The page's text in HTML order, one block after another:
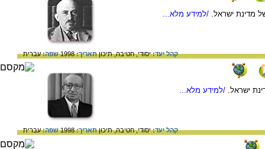
מדינת ישראל. /למידע מלא...
קהל יעד:יסודי,חטיבה,תיכוןתאריך:1998 שפה:עברית
ישראל. /למידע מלא...
קהל יעד:יסודי,חטיבה,תיכוןתאריך:1998 שפה:עברית